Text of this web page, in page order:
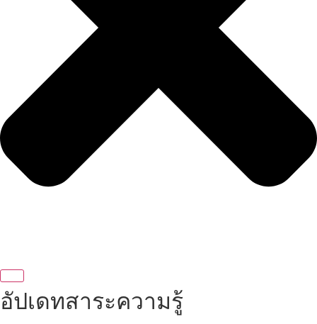
อัปเดทสาระความรู้